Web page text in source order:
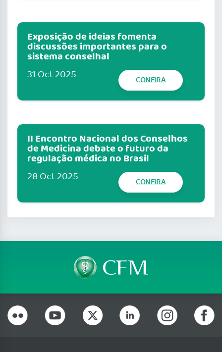
Exposição de ideias fomenta
discussões importantes para o
sistema conselhal
31 Oct 2025 CONFIRA
II Encontro Nacional dos Conselhos
de Medicina debate o futuro da
regulação médica no Brasil
28 Oct 2025 CONFIRA